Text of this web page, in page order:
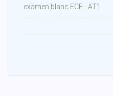
examen blanc ECF - AT1